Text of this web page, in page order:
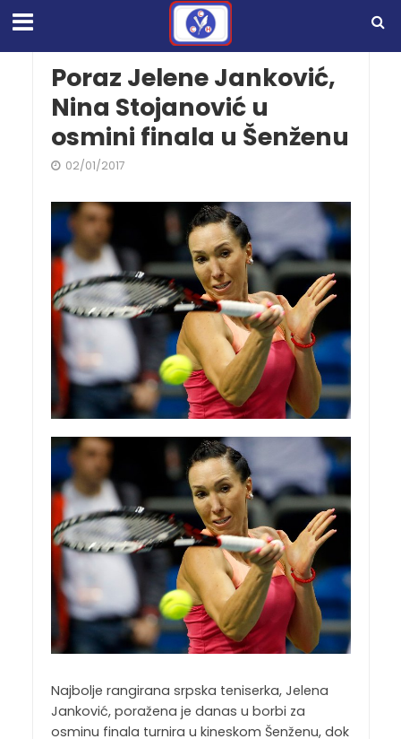
Poraz Jelene Janković,
Nina Stojanović u
osmini finala u Šenženu
02/01/2017
Najbolje rangirana srpska teniserka, Jelena
Janković, poražena je danas u borbi za
osminu finala turnira u kineskom Šenženu, dok